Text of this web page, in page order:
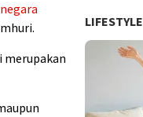
merupakan
LIFESTYLE